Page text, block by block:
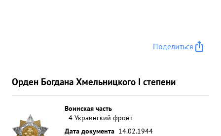
Поделиться
Орден Богдана Хмельницкого I степени
Воинская часть
4 Украинский фронт
Дата документа 14.02.1944